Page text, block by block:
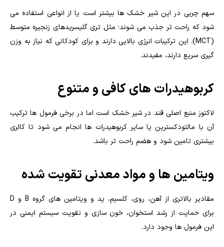
سهم چربی در این شیر خشک ها بیشتر است یا از انواعی استفاده می
شود که راحت تر جذب می شوند؛ مثل تری گلیسریدهای زنجیره متوسط
(MCT). این ترکیبات انرژی بالایی دارند و برای کودکانی که نیاز به وزن
گیری سریع دارند، مفیدند.
کربوهیدرات های کافی و متنوع
لاکتوز منبع اصلی قند در شیر خشک است اما در برخی فرمول ها ترکیب
آن با مالتودکسترین یا سایر کربوهیدرات ها انجام می شود تا کالری
بیشتری تامین شود و هضم راحت تر باشد.
ویتامین ها و مواد معدنی تقویت شده
مقادیر بالاتری از آهن، روی، کلسیم، ید و ویتامین های گروه B و D
برای حمایت از رشد استخوان، خون سازی و تقویت سیستم ایمنی در
این فرمول ها وجود دارد.